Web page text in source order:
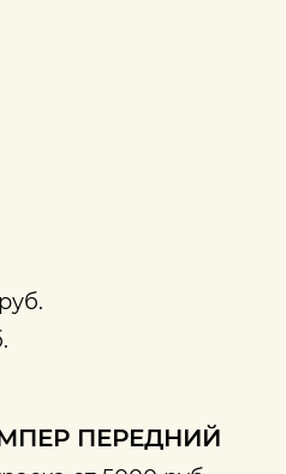
ПЕРЕДНИЙ